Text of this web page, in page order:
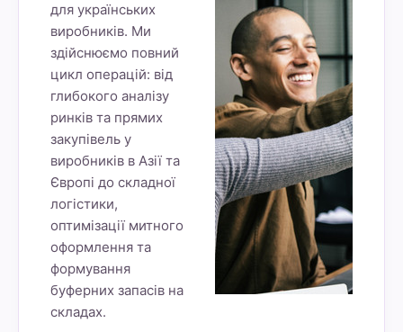
для українських
виробників. Ми
здійснюємо повний
цикл операцій: від
глибокого аналізу
ринків та прямих
закупівель у
виробників в Азії та
Європі до складної
логістики,
оптимізації митного
оформлення та
формування
буферних запасів на
складах.